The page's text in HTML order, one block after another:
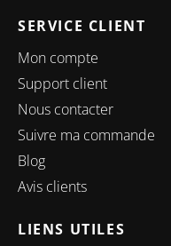
SERVICE CLIENT
Mon compte
Support client
Nous contacter
Suivre ma commande
Blog
Avis clients
LIENS UTILES